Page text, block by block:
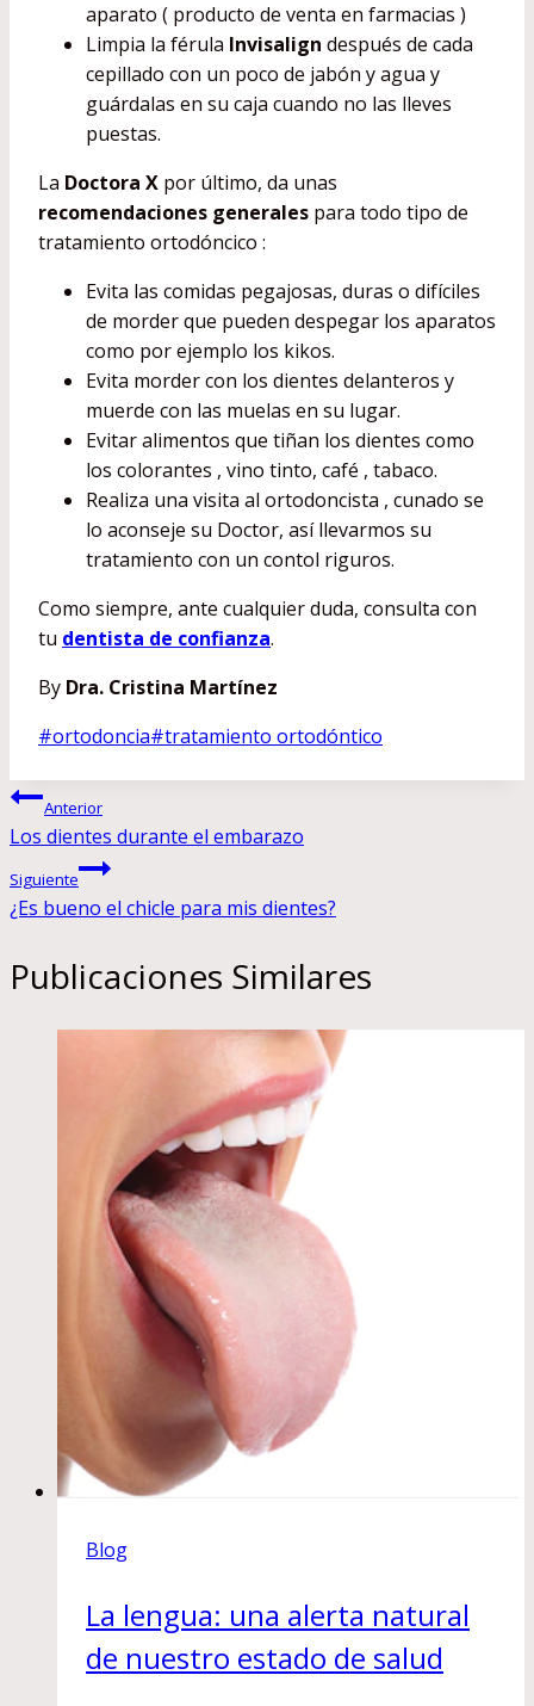
aparato ( producto de venta en farmacias )
Limpia la férula Invisalign después de cada
cepillado con un poco de jabón y agua y
guárdalas en su caja cuando no las lleves
puestas.
La Doctora X por último, da unas
recomendaciones generales para todo tipo de
tratamiento ortodóncico :
Evita las comidas pegajosas, duras o difíciles
de morder que pueden despegar los aparatos
como por ejemplo los kikos.
Evita morder con los dientes delanteros y
muerde con las muelas en su lugar.
Evitar alimentos que tiñan los dientes como
los colorantes , vino tinto, café , tabaco.
Realiza una visita al ortodoncista , cunado se
lo aconseje su Doctor, así llevarmos su
tratamiento con un contol riguros.
Como siempre, ante cualquier duda, consulta con
tu dentista de confianza.
By Dra. Cristina Martínez
Etiquetas
la
entrada:
#ortodoncia#tratamiento ortodóntico
Navegación
de
entradas
Anterior
Los dientes durante el embarazo
Siguiente
¿Es bueno el chicle para mis dientes?
Publicaciones Similares
Blog
La lengua: una alerta natural
de nuestro estado de salud